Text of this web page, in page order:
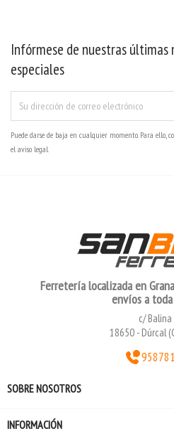
Infórmese de nuestras
especiales
Puede darse de baja en cualquier momento. Para ello,
el aviso legal.
Ferretería localizada en
envíos a toda
c/ Balina
18650 - Dúrcal
SOBRE NOSOTROS
INFORMACIÓN